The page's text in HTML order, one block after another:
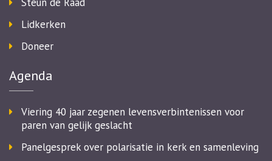
Lidkerken
Doneer
Agenda
Viering 40 jaar zegenen levensverbintenissen voor
paren van gelijk geslacht
Panelgesprek over polarisatie in kerk en samenleving